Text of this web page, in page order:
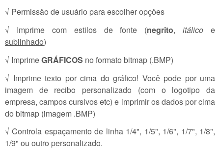
√ Permissão de usuário para escolher opções
√ Imprime com estilos de fonte (negrito,itálico e
sublinhado)
√ ImprimeGRÁFICOS no formato bitmap (.BMP)
√ Imprime texto por cima do gráfico! Você pode por uma
imagem de recibo personalizado (com o logotipo da
empresa, campos cursivos etc) e imprimir os dados por cima
do bitmap (imagem .BMP)
√ Controla espaçamento de linha 1/4", 1/5", 1/6", 1/7", 1/8",
1/9" ou outro personalizado.